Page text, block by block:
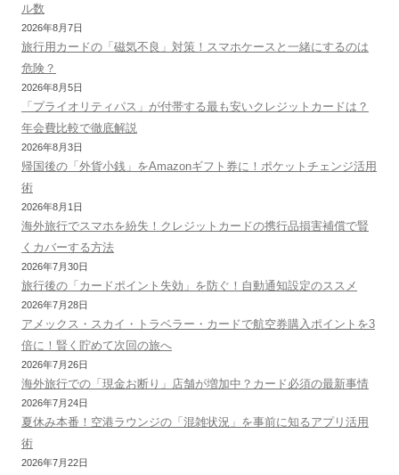
ル数
2026年8月7日
旅行用カードの「磁気不良」対策！スマホケースと一緒にするのは
危険？
2026年8月5日
「プライオリティパス」が付帯する最も安いクレジットカードは？
年会費比較で徹底解説
2026年8月3日
帰国後の「外貨小銭」をAmazonギフト券に！ポケットチェンジ活用
術
2026年8月1日
海外旅行でスマホを紛失！クレジットカードの携行品損害補償で賢
くカバーする方法
2026年7月30日
旅行後の「カードポイント失効」を防ぐ！自動通知設定のススメ
2026年7月28日
アメックス・スカイ・トラベラー・カードで航空券購入ポイントを3
倍に！賢く貯めて次回の旅へ
2026年7月26日
海外旅行での「現金お断り」店舗が増加中？カード必須の最新事情
2026年7月24日
夏休み本番！空港ラウンジの「混雑状況」を事前に知るアプリ活用
術
2026年7月22日